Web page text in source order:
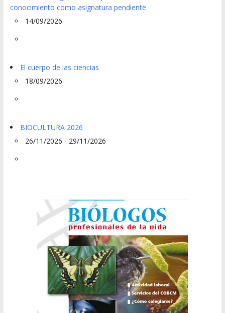
conocimiento como asignatura pendiente
14/09/2026
El cuerpo de las ciencias
18/09/2026
BIOCULTURA 2026
26/11/2026 - 29/11/2026